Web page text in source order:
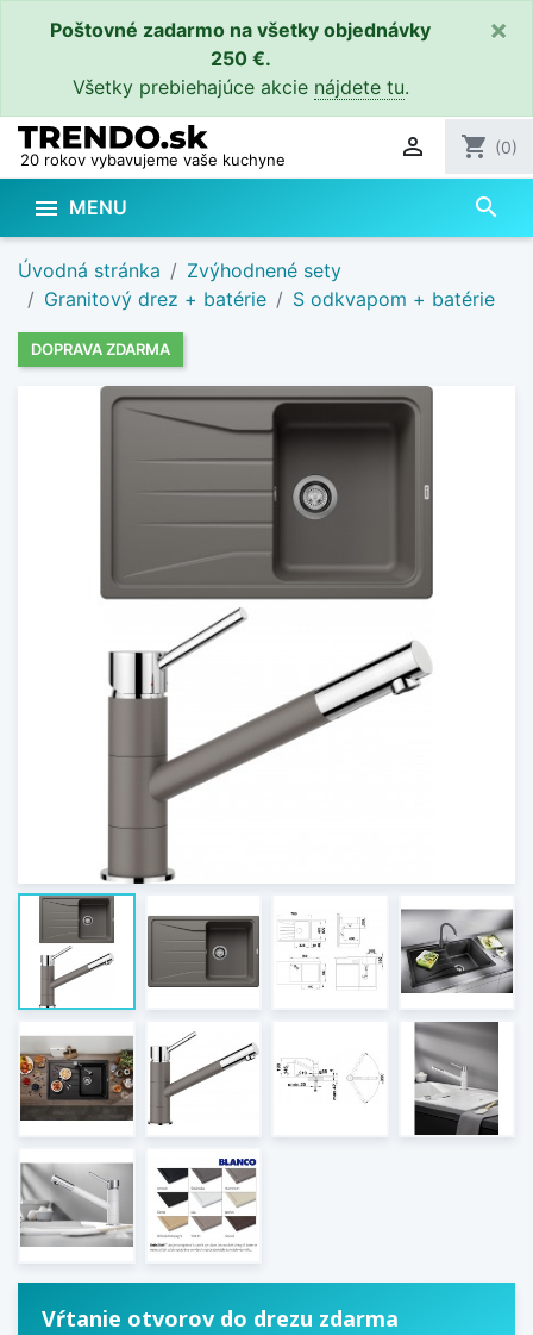
Poštovné zadarmo na všetky objednávky
250 €.
Všetky prebiehajúce akcie nájdete tu.
×
20 rokov vybavujeme vaše kuchyne  shopping_cart (0)
 MENU search
Úvodná stránka
Zvýhodnené sety
Granitový drez + batérie
S odkvapom + batérie
DOPRAVA ZDARMA
Vŕtanie otvorov do drezu zdarma